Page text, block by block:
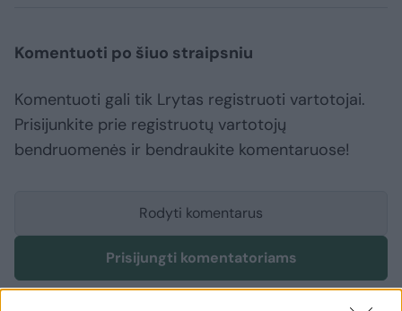
Komentuoti po šiuo straipsniu
Komentuoti gali tik Lrytas registruoti vartotojai.
Prisijunkite prie registruotų vartotojų
bendruomenės ir bendraukite komentaruose!
Rodyti komentarus
Prisijungti komentatoriams